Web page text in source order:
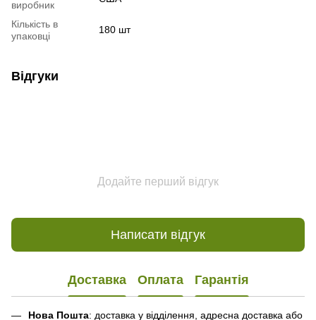
виробник
Кількість в
упаковці
180 шт
Відгуки
Додайте перший відгук
Написати відгук
Доставка Оплата Гарантія
Нова Пошта: доставка у відділення, адресна доставка або